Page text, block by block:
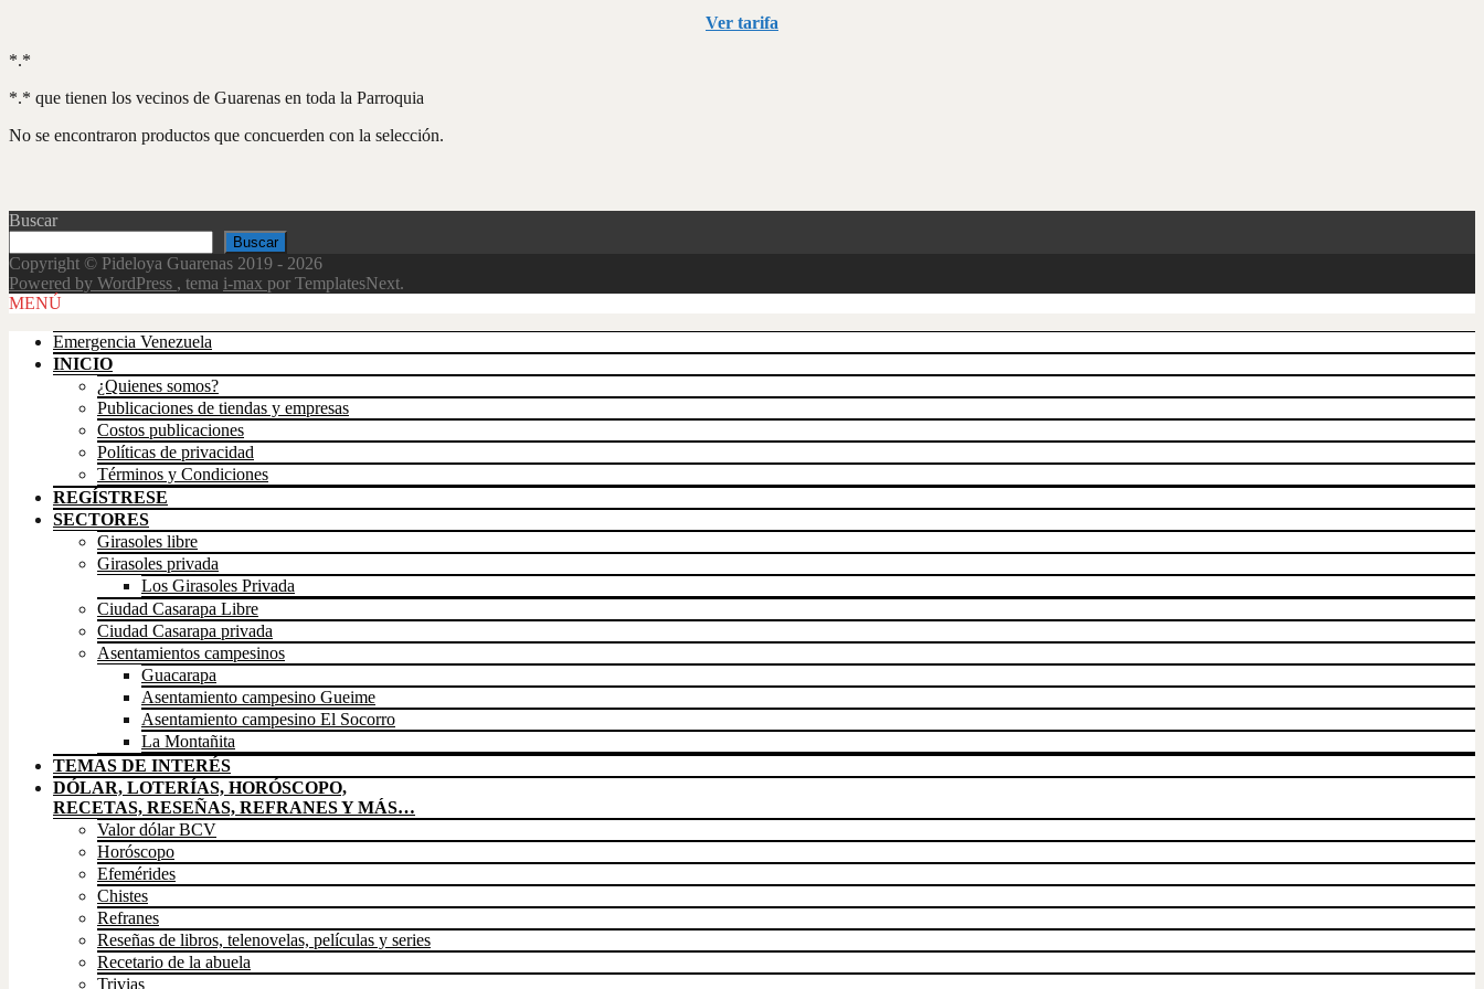
Ver tarifa
*.*
*.* que tienen los vecinos de Guarenas en toda la Parroquia
No se encontraron productos que concuerden con la selección.
Buscar
Buscar
Copyright © Pideloya Guarenas 2019 - 2026
Powered by WordPress , tema i-max por TemplatesNext.
Scroll
MENÚ
Emergencia Venezuela
INICIO
¿Quienes somos?
Publicaciones de tiendas y empresas
Costos publicaciones
Políticas de privacidad
Términos y Condiciones
REGÍSTRESE
SECTORES
Girasoles libre
Girasoles privada
Los Girasoles Privada
Ciudad Casarapa Libre
Ciudad Casarapa privada
Asentamientos campesinos
Guacarapa
Asentamiento campesino Gueime
Asentamiento campesino El Socorro
La Montañita
TEMAS DE INTERÉS
DÓLAR, LOTERÍAS, HORÓSCOPO,
RECETAS, RESEÑAS, REFRANES Y MÁS…
Valor dólar BCV
Horóscopo
Efemérides
Chistes
Refranes
Reseñas de libros, telenovelas, películas y series
Recetario de la abuela
Trivias